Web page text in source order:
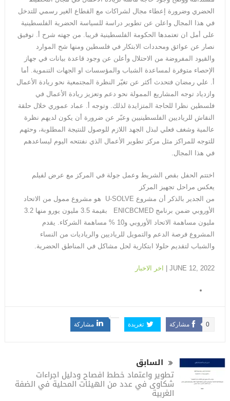
الحضري وضرورة إعطاء مجال لشراكات مع القطاع الغير رسمي للتدخل
في هذا المجال واعلن عن تطوير دراسة للسياسة الحضرية الفلسطينية
على أمل ان تعتمدها الحكومة الفلسطينية قريبا. من جهته شرح أ. توفيق
نصار عن عوائق ومحددات الابتكار في فلسطين ومنها شح الموارد
والقيود المفروضة من الاحتلال وأعلن عن وجود قاعدة بيانات في جهاز
الإحصاء متوفرة لمساعدة الشباب والمؤسسات او الجهات التنموية. أما
أ. علي رمضان فتحدث أكثر عن تغيّر النظرة المجتمعية نحو ريادة الأعمال
وازدياد توجه المشاريع الممولة نحو دعم وتعزيز ريادة الأعمال في
فلسطين نظرا للحاجة المتزايدة لذلك. وتوجه أ. عماد عموري خلال حلقة
النقاش للرياديين الفلسطينيين وعبّر عن ضرورة أن يكون لديهم نظرة
عالمية وشغف فعلي لبذل الجهد اللازم للوصول للنتيجة المطلوبة، وحثهم
للتوجه للمراكز مثل مركز تطوير الأعمال الذي نفتتحه اليوم ليساعدهم
في هذا المجال.
اختتم الحفل بقص الشريط وعمل جولة في المركز مع عرض لفيلم
يعكس مراحل تجهيز المركز
من الجدير بالذكر أن مشروع U-SOLVE هو مشروع ممول من الاتحاد
الأوروبي ضمن برنامج ENICBCMED بقيمة 3.5 مليون يورو منها 3.2
مليون مساهمة الاتحاد الأوروبي و10 % مساهمة الشركاء. يقدم
المشروع فرصة الدعم والتمويل للرياديين والرياديات من النساء
والشباب لتقديم حلولا ابتكارية لحل مشاكل في المناطق الحضرية.
JUNE 12, 2022 | اخر الاخبار
مشاركة 0 تغريدة مشاركة
السابق
تطوير واعتماد خطط افصاح ودليل اجراءات
شكاوى في عدد من الهيئات المحلية في الضفة
الغربية